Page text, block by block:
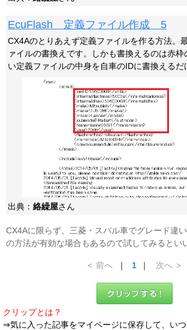
EcuFlash 定義ファイル作成 5
CX4Aのとりあえず定義ファイルを作る方法。
ァイルの書換えです。しかも書換えるのは赤
い定義ファイルの中身を自車のIDに書換えるだ
出典： 絡繰屋さん
CX4Aに限らず、三菱・スバル車でグレード違
の方法が有効な場合もあるので試してみるとい
< 前へ ｜ 1 ｜ 次へ >
クリップとは？
⇒気に入った記事をマイページに保存して、い